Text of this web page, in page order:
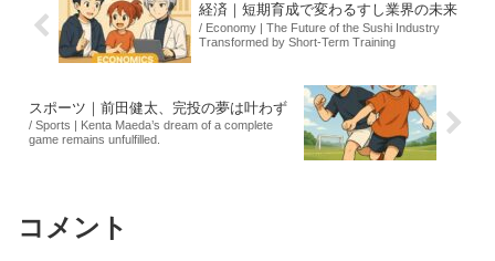
経済｜短期育成で変わるすし業界の未来
/ Economy | The Future of the Sushi Industry
Transformed by Short-Term Training
スポーツ｜前田健太、完投の夢は叶わず
/ Sports | Kenta Maeda’s dream of a complete
game remains unfulfilled.
コメント